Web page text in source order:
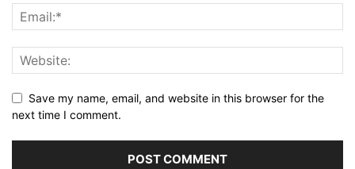
Save my name, email, and website in this browser for the
next time I comment.